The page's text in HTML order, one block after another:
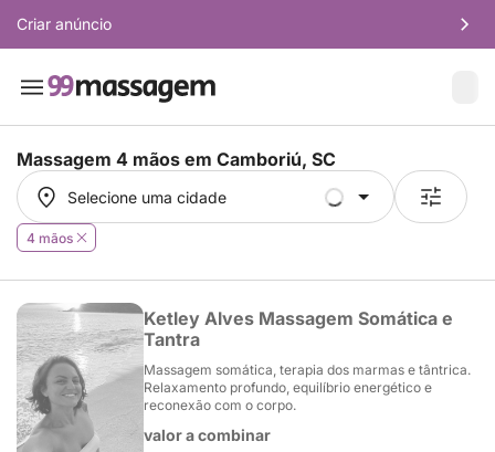
Criar anúncio
Massagem 4 mãos em Camboriú, SC
Selecione uma cidade
Selecione uma cidade
4 mãos
Ketley Alves Massagem Somática e
Tantra
Massagem somática, terapia dos marmas e tântrica.
Relaxamento profundo, equilíbrio energético e
reconexão com o corpo.
valor a combinar